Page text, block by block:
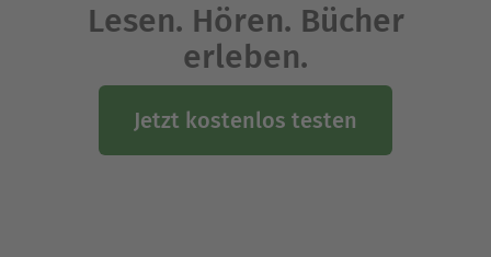
Lesen. Hören. Bücher
erleben.
Jetzt kostenlos testen